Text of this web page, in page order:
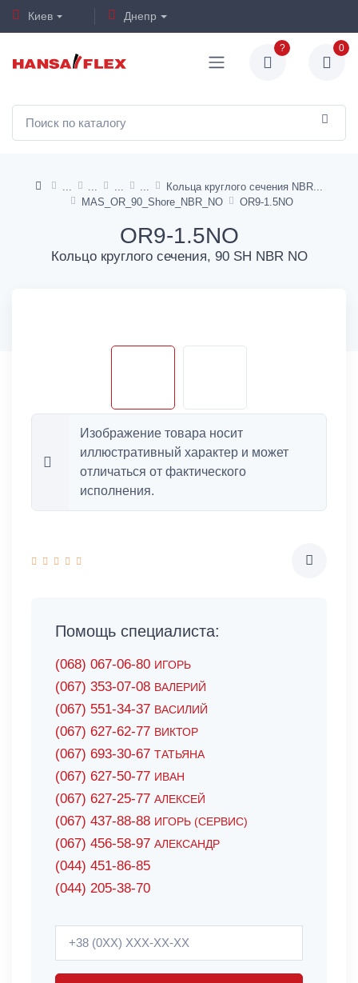
Киев Днепр
? 0
Кольца круглого сечения NBR
MAS_OR_90_Shore_NBR_NO
OR9-1.5NO
OR9-1.5NO
Кольцо круглого сечения, 90 SH NBR NO
Изображение товара носит
иллюстративный характер и может
отличаться от фактического
исполнения.
Помощь специалиста:
(068) 067-06-80 ИГОРЬ
(067) 353-07-08 ВАЛЕРИЙ
(067) 551-34-37 ВАСИЛИЙ
(067) 627-62-77 ВИКТОР
(067) 693-30-67 ТАТЬЯНА
(067) 627-50-77 ИВАН
(067) 627-25-77 АЛЕКСЕЙ
(067) 437-88-88 ИГОРЬ (СЕРВИС)
(067) 456-58-97 АЛЕКСАНДР
(044) 451-86-85
(044) 205-38-70